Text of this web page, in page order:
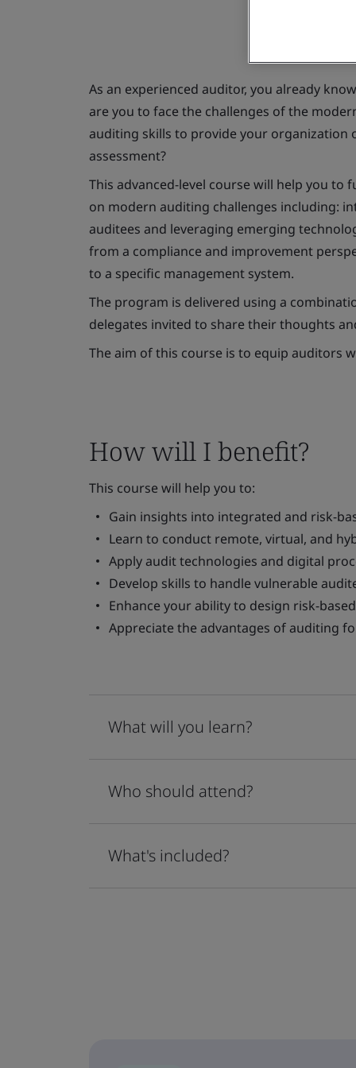
As an experienced auditor, you already
are you to face the challenges of the
auditing skills to provide your
assessment?
This advanced-level course will help you
on modern auditing challenges including:
auditees and leveraging emerging
from a compliance and improvement
to a specific management system.
The program is delivered using a
delegates invited to share their thoughts
The aim of this course is to equip auditors
How will I benefit?
This course will help you to:
Gain insights into integrated and risk-
Learn to conduct remote, virtual, and
Apply audit technologies and digital
Develop skills to handle vulnerable
Enhance your ability to design risk-
Appreciate the advantages of auditing
What will you learn?
Who should attend?
What's included?